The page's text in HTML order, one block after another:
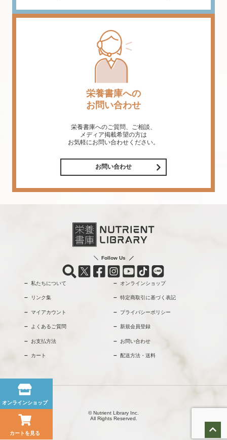
オンラインショップ
カートを見る
栄養書庫への
お問い合わせ
栄養書庫へのご質問、ご相談、
メディア掲載希望の方は
お気軽にお問い合わせください。
お問い合わせ
Follow Us
私たちについて オンラインショップ
リンク集 特定商取引に基づく表記
マイアカウント プライバシーポリシー
よくあるご質問 新規会員登録
お支払方法 お問い合わせ
カート 配送方法・送料
© Nutrient Library Inc.
All Rights Reserved.